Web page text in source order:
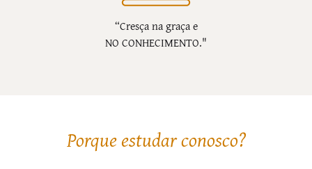
“Cresça na graça e
NO CONHECIMENTO."
Porque estudar conosco?